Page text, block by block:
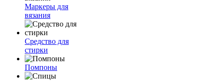
Маркеры для
вязания
Средство для
стирки
Помпоны